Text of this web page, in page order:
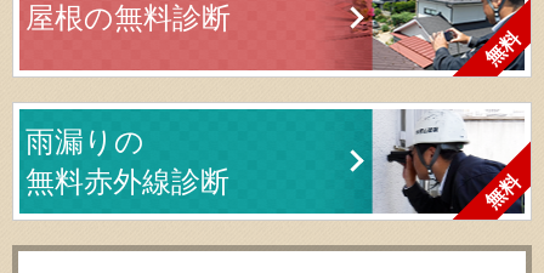
屋根の無料診断
雨漏りの
無料赤外線診断